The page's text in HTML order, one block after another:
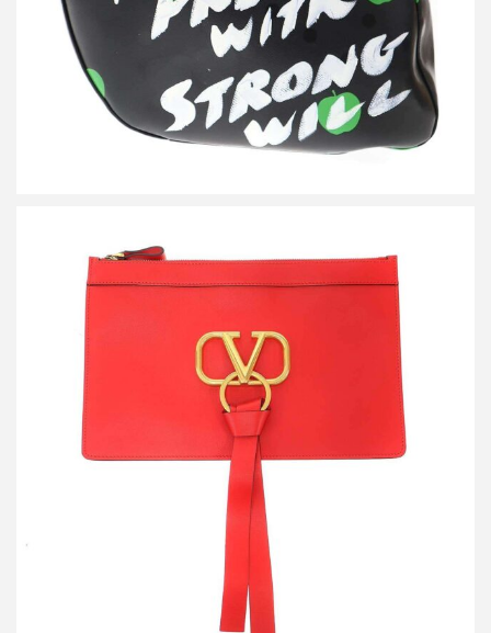
ヴァレンティノ Vリングフラット レザークラッチバッグ
RW0P0269WUU
買取金額14,400円
詳しく見る